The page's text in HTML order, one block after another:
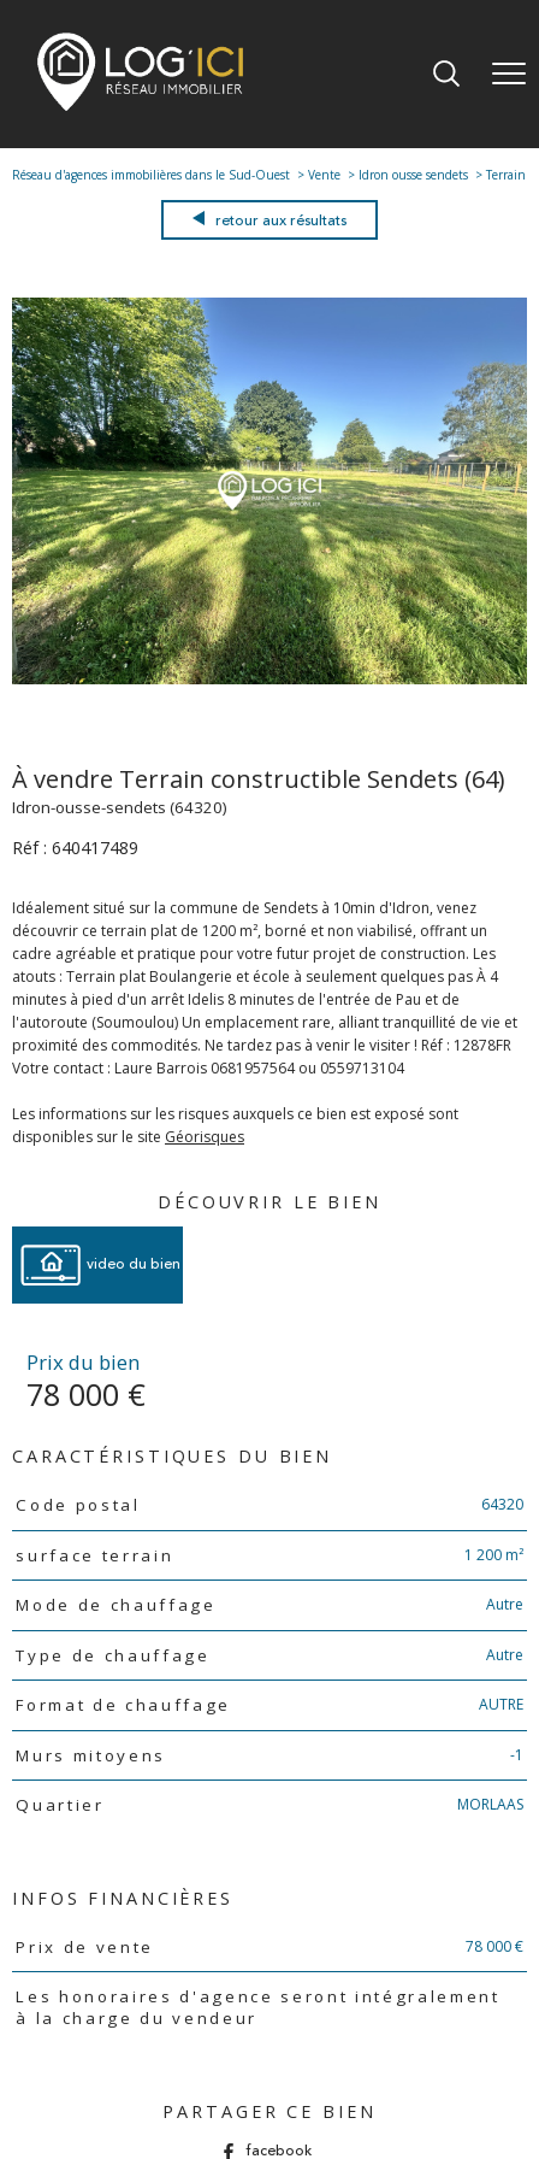
Réseau d'agences immobilières dans le Sud-Ouest Vente Idron ousse sendets Terrain
retour aux résultats
À vendre Terrain constructible Sendets (64)
Idron-ousse-sendets (64320)
Réf : 640417489
Idéalement situé sur la commune de Sendets à 10min d'Idron, venez
découvrir ce terrain plat de 1200 m², borné et non viabilisé, offrant un
cadre agréable et pratique pour votre futur projet de construction. Les
atouts : Terrain plat Boulangerie et école à seulement quelques pas À 4
minutes à pied d'un arrêt Idelis 8 minutes de l'entrée de Pau et de
l'autoroute (Soumoulou) Un emplacement rare, alliant tranquillité de vie et
proximité des commodités. Ne tardez pas à venir le visiter ! Réf : 12878FR
Votre contact : Laure Barrois 0681957564 ou 0559713104
Les informations sur les risques auxquels ce bien est exposé sont
disponibles sur le site Géorisques
DÉCOUVRIR LE BIEN
video du bien
Prix du bien
78 000 €
CARACTÉRISTIQUES DU BIEN
Caractéristiques Valeurs
Code postal 64320
surface terrain 1 200 m²
Mode de chauffage Autre
Type de chauffage Autre
Format de chauffage AUTRE
Murs mitoyens -1
Quartier MORLAAS
INFOS FINANCIÈRES
Caractéristiques Valeurs
Prix de vente 78 000 €
Les honoraires d'agence seront intégralement
à la charge du vendeur
PARTAGER CE BIEN
facebook